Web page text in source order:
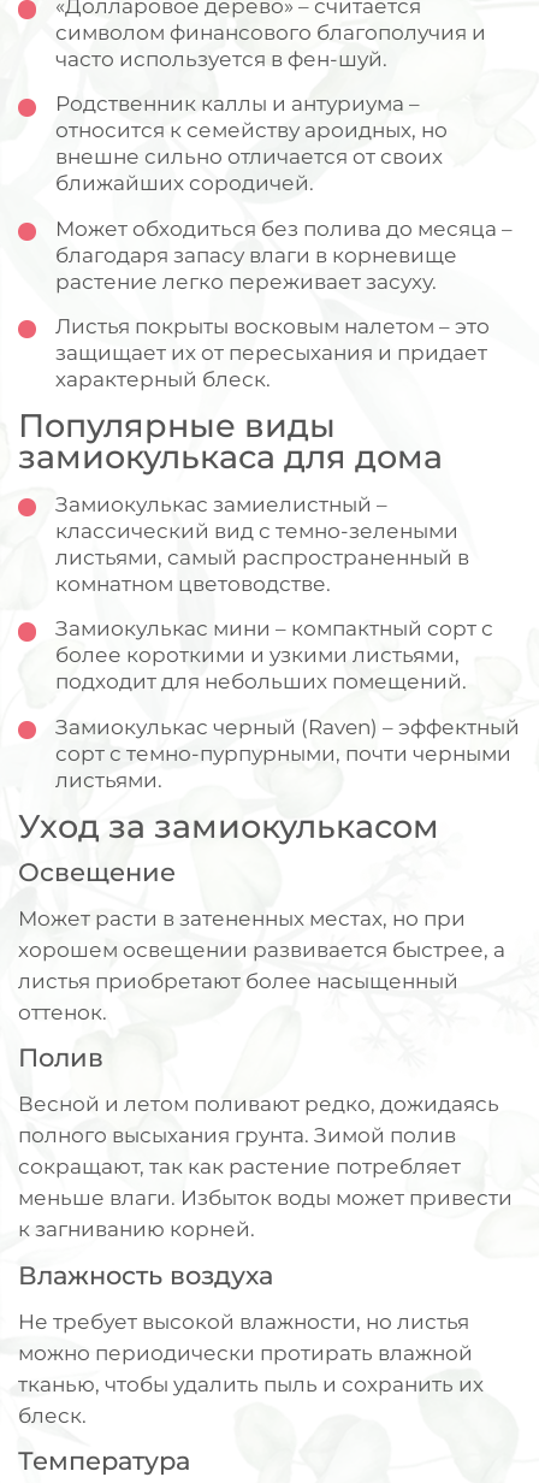
«Долларовое дерево» – считается
символом финансового благополучия и
часто используется в фен-шуй.
Родственник каллы и антуриума –
относится к семейству ароидных, но
внешне сильно отличается от своих
ближайших сородичей.
Может обходиться без полива до месяца –
благодаря запасу влаги в корневище
растение легко переживает засуху.
Листья покрыты восковым налетом – это
защищает их от пересыхания и придает
характерный блеск.
Популярные виды
замиокулькаса для дома
Замиокулькас замиелистный –
классический вид с темно-зелеными
листьями, самый распространенный в
комнатном цветоводстве.
Замиокулькас мини – компактный сорт с
более короткими и узкими листьями,
подходит для небольших помещений.
Замиокулькас черный (Raven) – эффектный
сорт с темно-пурпурными, почти черными
листьями.
Уход за замиокулькасом
Освещение
Может расти в затененных местах, но при
хорошем освещении развивается быстрее, а
листья приобретают более насыщенный
оттенок.
Полив
Весной и летом поливают редко, дожидаясь
полного высыхания грунта. Зимой полив
сокращают, так как растение потребляет
меньше влаги. Избыток воды может привести
к загниванию корней.
Влажность воздуха
Не требует высокой влажности, но листья
можно периодически протирать влажной
тканью, чтобы удалить пыль и сохранить их
блеск.
Температура